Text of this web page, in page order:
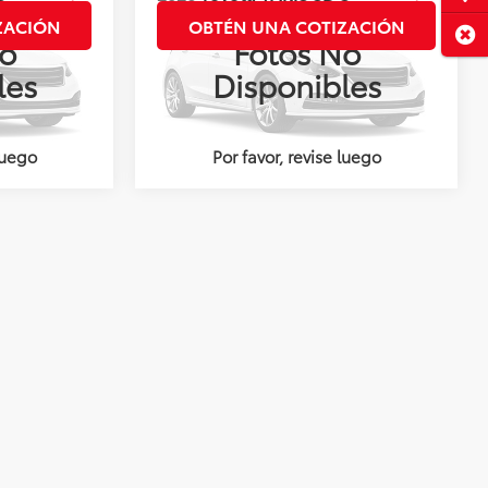
Ext. Int.
Fotos No
Disponibles
Por favor, revise luego
CVT
144700
Disponible Ext. Int.
OBTÉN UNA COTIZACIÓN